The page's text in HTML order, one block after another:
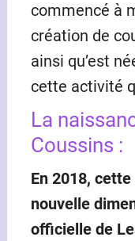
commencé à
création de
ainsi qu’est
cette activité
La
Coussins :
En 2018,
nouvelle
officielle de